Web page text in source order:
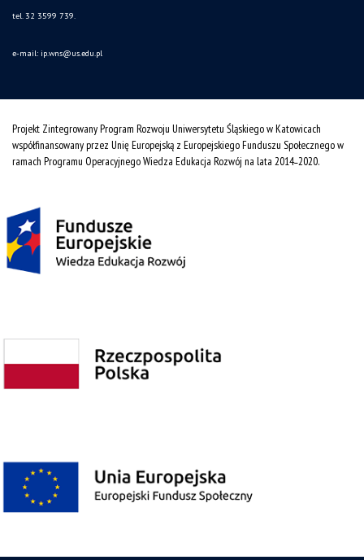
tel. 32 3599 739.
e-mail: ip.wns@us.edu.pl
Projekt Zintegrowany Program Rozwoju Uniwersytetu Śląskiego w Katowicach
współfinansowany przez Unię Europejską z Europejskiego Funduszu Społecznego w
ramach Programu Operacyjnego Wiedza Edukacja Rozwój na lata 2014˗2020.